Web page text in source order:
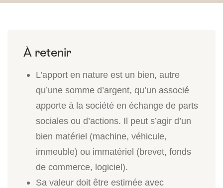
L’apport en nature est un bien, autre
qu’une somme d’argent, qu’un associé
apporte à la société en échange de parts
sociales ou d’actions. Il peut s’agir d’un
bien matériel (machine, véhicule,
immeuble) ou immatériel (brevet, fonds
de commerce, logiciel).
Sa valeur doit être estimée avec